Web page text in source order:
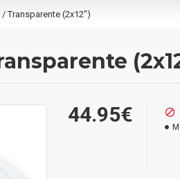
/ Transparente (2x12")
44.95€